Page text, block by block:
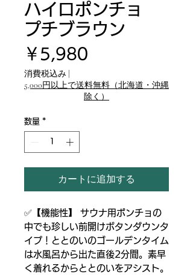
ハイロポンチョ
プチブラウン
￥5,980
消費税込み
5,000円以上で送料無料（北海道・沖縄
除く）
数量 *
カートに追加する
✅【機能性】 サウナ用ポンチョの
中でも珍しい前開けボタンダウンタ
イプ！ととのいのゴールデンタイム
は水風呂から出た直後2分間。素早
く着れるからととのいをアシスト。